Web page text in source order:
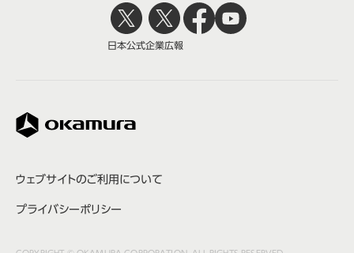
ウェブサイトのご利用について
プライバシーポリシー
日本公式企業広報